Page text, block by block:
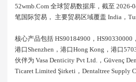
52wmb.com 全球贸易数据库，截至 2026-
笔国际贸易， 主要贸易区域覆盖 India，
核心产品包括 HS90184900，HS90330000
港口shenzhen，港口hong Kong，港口
伙伴为 Vasa Denticity Pvt Ltd.，güvenç
Ticaret Limited Şirketi，dentaltree Supply